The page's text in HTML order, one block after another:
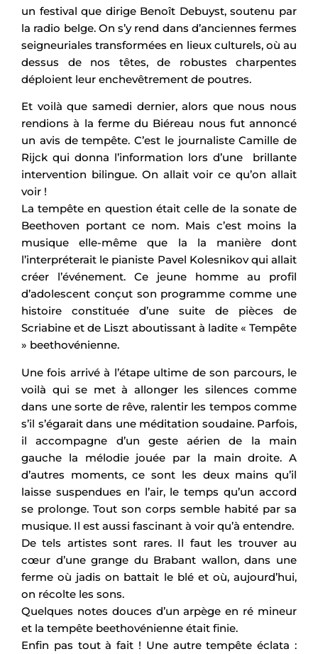
un festival que dirige Benoît Debuyst, soutenu par
la radio belge. On s’y rend dans d’anciennes fermes
seigneuriales transformées en lieux culturels, où au
dessus de nos têtes, de robustes charpentes
déploient leur enchevêtrement de poutres.
Et voilà que samedi dernier, alors que nous nous
rendions à la ferme du Biéreau nous fut annoncé
un avis de tempête. C’est le journaliste Camille de
Rijck qui donna l’information lors d’une brillante
intervention bilingue. On allait voir ce qu’on allait
voir !
La tempête en question était celle de la sonate de
Beethoven portant ce nom. Mais c’est moins la
musique elle-même que la la manière dont
l’interpréterait le pianiste Pavel Kolesnikov qui allait
créer l’événement. Ce jeune homme au profil
d’adolescent conçut son programme comme une
histoire constituée d’une suite de pièces de
Scriabine et de Liszt aboutissant à ladite « Tempête
» beethovénienne.
Une fois arrivé à l’étape ultime de son parcours, le
voilà qui se met à allonger les silences comme
dans une sorte de rêve, ralentir les tempos comme
s’il s’égarait dans une méditation soudaine. Parfois,
il accompagne d’un geste aérien de la main
gauche la mélodie jouée par la main droite. A
d’autres moments, ce sont les deux mains qu’il
laisse suspendues en l’air, le temps qu’un accord
se prolonge. Tout son corps semble habité par sa
musique. Il est aussi fascinant à voir qu’à entendre.
De tels artistes sont rares. Il faut les trouver au
cœur d’une grange du Brabant wallon, dans une
ferme où jadis on battait le blé et où, aujourd’hui,
on récolte les sons.
Quelques notes douces d’un arpège en ré mineur
et la tempête beethovénienne était finie.
Enfin pas tout à fait ! Une autre tempête éclata :